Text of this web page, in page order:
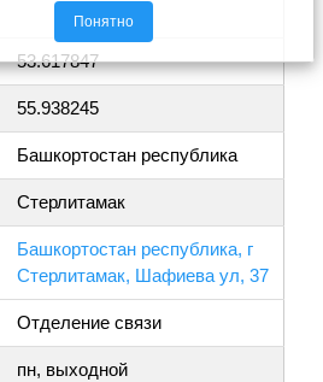
53.617847
55.938245
Башкортостан республика
Стерлитамак
Башкортостан республика, г
Стерлитамак, Шафиева ул, 37
Отделение связи
пн, выходной
Понятно